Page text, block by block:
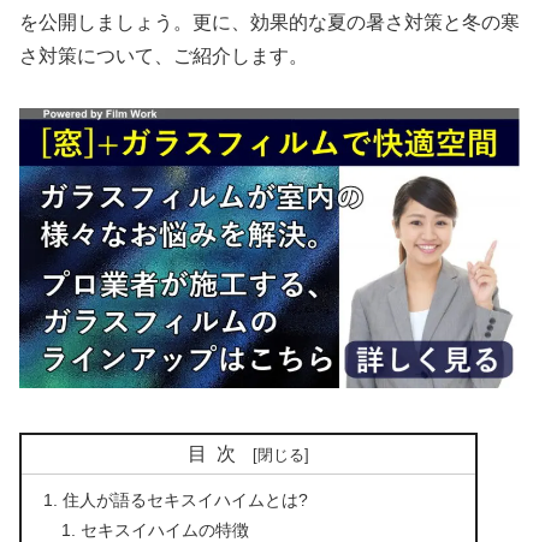
を公開しましょう。更に、効果的な夏の暑さ対策と冬の寒
さ対策について、ご紹介します。
目次
住人が語るセキスイハイムとは?
セキスイハイムの特徴